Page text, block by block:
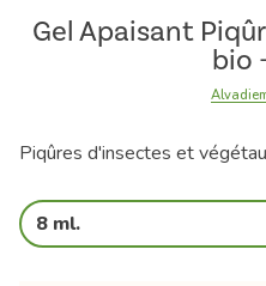
Gel Apaisant
bio
Piqûres d'insectes et
8 ml.